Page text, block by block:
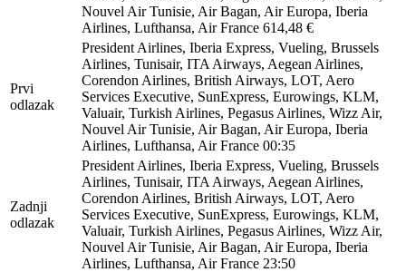
Nouvel Air Tunisie, Air Bagan, Air Europa, Iberia
Airlines, Lufthansa, Air France 614,48 €
Prvi
odlazak
President Airlines, Iberia Express, Vueling, Brussels
Airlines, Tunisair, ITA Airways, Aegean Airlines,
Corendon Airlines, British Airways, LOT, Aero
Services Executive, SunExpress, Eurowings, KLM,
Valuair, Turkish Airlines, Pegasus Airlines, Wizz Air,
Nouvel Air Tunisie, Air Bagan, Air Europa, Iberia
Airlines, Lufthansa, Air France 00:35
Zadnji
odlazak
President Airlines, Iberia Express, Vueling, Brussels
Airlines, Tunisair, ITA Airways, Aegean Airlines,
Corendon Airlines, British Airways, LOT, Aero
Services Executive, SunExpress, Eurowings, KLM,
Valuair, Turkish Airlines, Pegasus Airlines, Wizz Air,
Nouvel Air Tunisie, Air Bagan, Air Europa, Iberia
Airlines, Lufthansa, Air France 23:50